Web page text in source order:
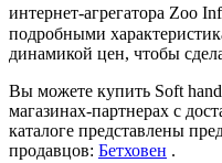
интернет-агрегатора Zoo
подробными
динамикой цен, чтобы
Вы можете купить Soft
магазинах-партнерах с
каталоге представлены
продавцов: Бетховен .